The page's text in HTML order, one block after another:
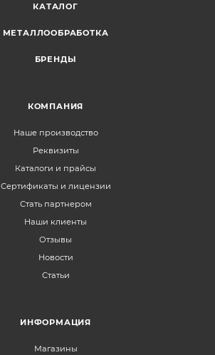
КАТАЛОГ
МЕТАЛЛООБРАБОТКА
БРЕНДЫ
КОМПАНИЯ
Наше производство
Реквизиты
Каталоги и прайсы
Сертификаты и лицензии
Стать партнером
Наши клиенты
Отзывы
Новости
Статьи
ИНФОРМАЦИЯ
Магазины